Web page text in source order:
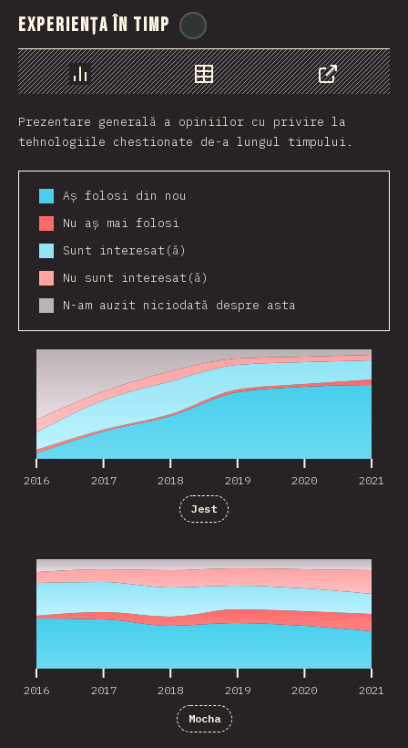
Experiența în timp
Grafic Date
Share
Prezentare generală a opiniilor cu privire la
tehnologiile chestionate de-a lungul timpului.
Aș folosi din nou
Nu aș mai folosi
Sunt interesat(ă)
Nu sunt interesat(ă)
N-am auzit niciodată despre asta
2016 2017 2018 2019 2020 2021
2016 2017 2018 2019 2020 2021
Jest
2016 2017 2018 2019 2020 2021
Mocha